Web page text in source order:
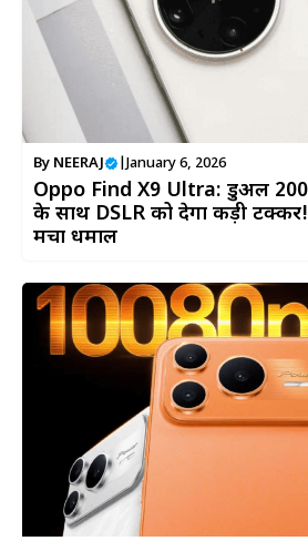
By NEERAJ January 6, 2026
Oppo Find X9 Ultra: डुअल
के साथ DSLR को देगा कड़ी
मचा धमाल